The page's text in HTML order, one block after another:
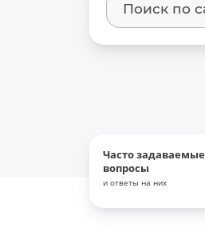
Часто задаваемые
вопросы
и ответы на них